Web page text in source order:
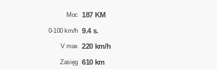
Moc 187 KM
0-100 km/h 9.4 s.
V max 220 km/h
Zasięg 610 km